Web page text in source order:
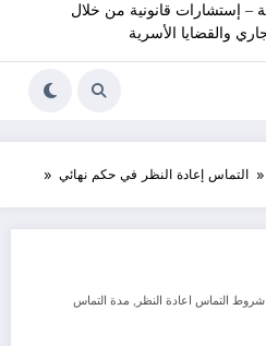
إستشارات قانونية من خلال
والقضايا الأسرية
التماس إعادة النظر في حكم نهائي
شروط التماس اعادة النظر
مدة التماس